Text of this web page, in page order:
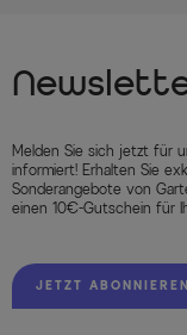
Melden Sie sich jetzt für
informiert! Erhalten Sie
Sonderangebote von
einen 10€-Gutschein für
JETZT ABONNIEREN